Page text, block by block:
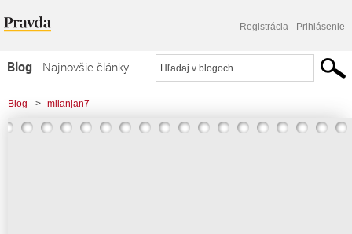
Registrácia Prihlásenie
Blog
Najnovšie články
Najčítanejšie články
Najkomentovanejšie články
Blog > milanjan7
> Na Jednotke za päťku alebo Dokedy budeme slepí a hluchí ?